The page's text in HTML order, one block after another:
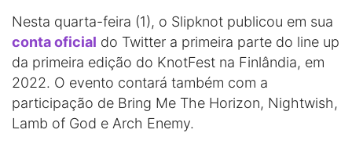
Nesta quarta-feira (1), o Slipknot publicou em sua
conta oficial do Twitter a primeira parte do line up
da primeira edição do KnotFest na Finlândia, em
2022. O evento contará também com a
participação de Bring Me The Horizon, Nightwish,
Lamb of God e Arch Enemy.